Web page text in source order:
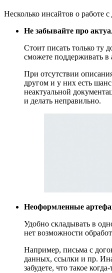
Несколько инсайтов о работе
Не забывайте про
Стоит писать только ту
сможете поддерживать в
При отсутствии
другом и у них есть
неактуальной
и делать неправильно.
Неоформленные
Удобно складывать в
нет возможности
Например, письма с
данных, ссылки и пр.
забудете, что такое